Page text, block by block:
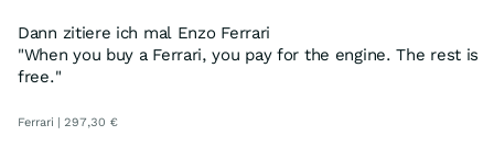
Dann zitiere ich mal Enzo Ferrari
"When you buy a Ferrari, you pay for the engine. The rest is
free."
Ferrari | 297,30 €